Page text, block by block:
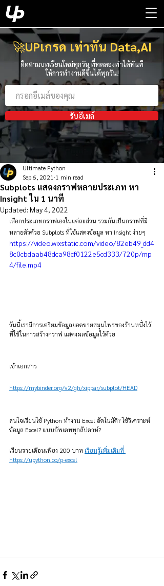
🚀UPเกรด เท่าทัน Data,AI
ติดตามบทเรียนใหม่ทุกวัน ที่ทดลองทำได้ทันที
ให้การทำงานดีขึ้นได้ทุกวัน!
รับอีเมล์
Subplots แสดงกราฟหลายประเภท หา
Insight ใน 1 นาที
Ultimate Python
Sep 6, 2021 1 min read
Updated: May 4, 2022
เลือกประเภทกราฟเองในแต่ละส่วน รวมกันเป็นกราฟที่มี
หลายตัวด้วย Subplots ที่ใช้แสดงข้อมูล หา Insight ง่ายๆ
https://video.wixstatic.com/video/82eb49_dd4
8c0cbdaab48dca98cf0122e5cd333/720p/mp
4/file.mp4
วันนี้เรามีการเตรียมข้อมูลยอดขายสมุนไพรของร้านหนึ่งไว้
ที่ใช้ในการสร้างกราฟ แสดงผลข้อมูลไว้ด้วย
เข้าเอกสาร
https://mybinder.org/v2/gh/xippar/subplot/HEAD
สนใจเรียนใช้ Python ทำงาน Excel อัตโนมัติ? ใช้วิเคราะห์
ข้อมูล Excel? แบบอัพเดททุกสัปดาห์?
เรียนรายเดือนเพียง 200 บาท เรียนรู้เพิ่มเติมที่
https://upython.co/p-excel